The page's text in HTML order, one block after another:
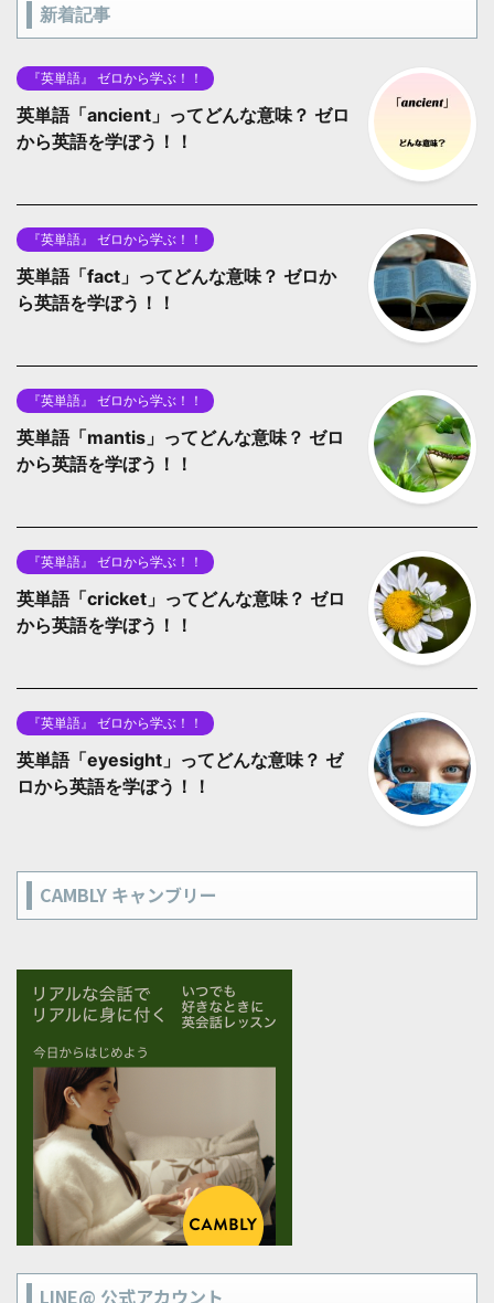
新着記事
『英単語』 ゼロから学ぶ！！
英単語「ancient」ってどんな意味？ ゼロ
から英語を学ぼう！！
『英単語』 ゼロから学ぶ！！
英単語「fact」ってどんな意味？ ゼロか
ら英語を学ぼう！！
『英単語』 ゼロから学ぶ！！
英単語「mantis」ってどんな意味？ ゼロ
から英語を学ぼう！！
『英単語』 ゼロから学ぶ！！
英単語「cricket」ってどんな意味？ ゼロ
から英語を学ぼう！！
『英単語』 ゼロから学ぶ！！
英単語「eyesight」ってどんな意味？ ゼ
ロから英語を学ぼう！！
CAMBLY キャンブリー
LINE@ 公式アカウント